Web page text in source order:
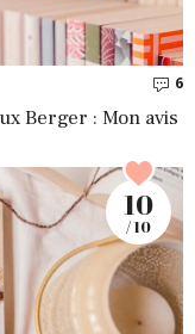
6
Berger : Mon avis
10
/ 10